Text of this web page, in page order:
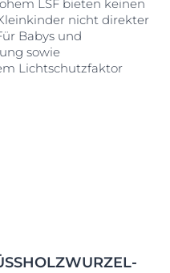
LSF bieten keinen
nicht direkter
Babys und
sowie
Lichtschutzfaktor
E